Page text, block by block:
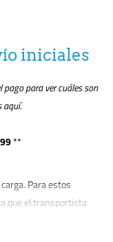
iniciales
pago para ver cuáles son
aquí.
**
Para estos
que el transportista
cualquier daño en